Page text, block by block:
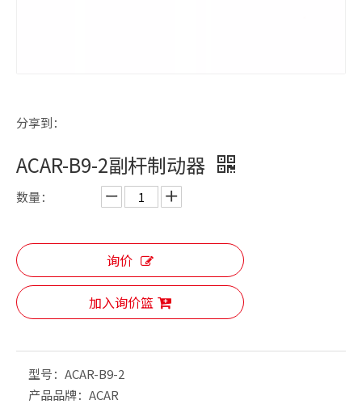
分享到：
ACAR-B9-2副杆制动器
数量：
询价
加入询价篮
型号： ACAR-B9-2
产品品牌： ACAR